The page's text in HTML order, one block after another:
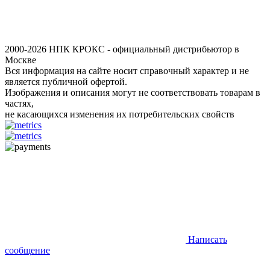
2000-2026 НПК КРОКС - официальный дистрибьютор в
Москве
Вся информация на сайте носит справочный характер и не
является публичной офертой.
Изображения и описания могут не соответствовать товарам в
частях,
не касающихся изменения их потребительских свойств
Написать
сообщение